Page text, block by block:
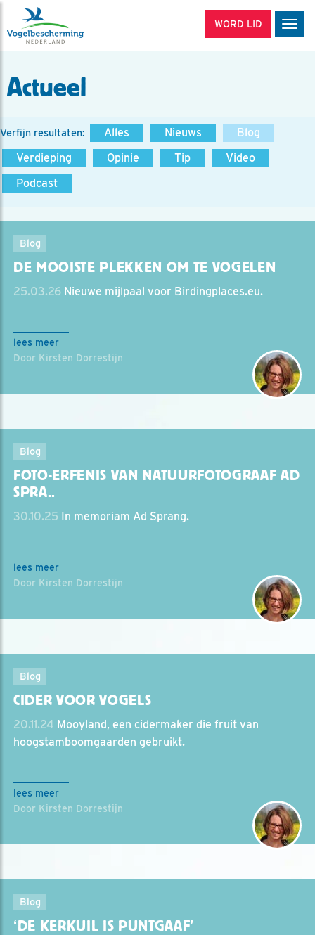
WORD LID
Actueel
Verfijn resultaten: Alles Nieuws
Blog
Verdieping
Opinie Tip
Video
Podcast
Blog
DE MOOISTE PLEKKEN OM TE VOGELEN
25.03.26 Nieuwe mijlpaal voor Birdingplaces.eu.
lees meer
Door Kirsten Dorrestijn
Blog
FOTO-ERFENIS VAN NATUURFOTOGRAAF AD
SPRA..
30.10.25 In memoriam Ad Sprang.
lees meer
Door Kirsten Dorrestijn
Blog
CIDER VOOR VOGELS
20.11.24 Mooyland, een cidermaker die fruit van
hoogstamboomgaarden gebruikt.
lees meer
Door Kirsten Dorrestijn
Blog
‘DE KERKUIL IS PUNTGAAF’